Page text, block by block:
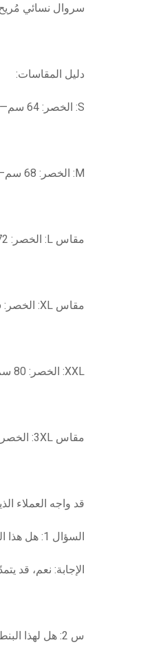
سروال نسائي
دليل المقاسات:
S: الخصر: 64 سم—الطول الكلي: 1 متر—الأرداف: 84 سم
M: الخصر: 68 سم—الطول الكلي: 1 متر—الأرداف: 88 سم.
مقاس L: الخصر: 72 سم—الطول الكلي: 1.3 متر—الأرداف 92 سم
مقاس XL: الخصر: 76 سم — الطول الكلي: 104.6 سم—الورك: 96 سم.
XXL: الخصر: 80 سم—الطول الكلي: 1.059 متر—الأرداف 100 سم
مقاس 3XL: الخصر:84 سم—الطول الإجمالي: 107.2 سم—الورك: 104 سم.
قد واجه العملاء
السؤال 1: هل هذا البنطلون مطّاطي قابل للتمدُّد؟
الإجابة: نعم، قد
س 2: هل لهذا البنطلون جيوب جانبية؟